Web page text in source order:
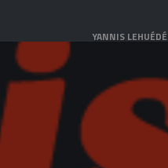
YANNIS LEHUÉDÉ